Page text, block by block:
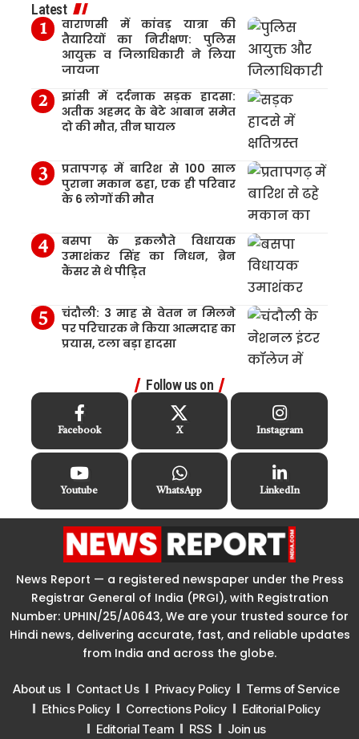
Latest
वाराणसी में कांवड़ यात्रा की
तैयारियों का निरीक्षण: पुलिस
आयुक्त व जिलाधिकारी ने लिया
जायजा
झांसी में दर्दनाक सड़क हादसा:
अतीक अहमद के बेटे आबान समेत
दो की मौत, तीन घायल
प्रतापगढ़ में बारिश से 100 साल
पुराना मकान ढहा, एक ही परिवार
के 6 लोगों की मौत
बसपा के इकलौते विधायक
उमाशंकर सिंह का निधन, ब्रेन
कैंसर से थे पीड़ित
चंदौली: 3 माह से वेतन न मिलने
पर परिचारक ने किया आत्मदाह का
प्रयास, टला बड़ा हादसा
Follow us on
Facebook X Instagram
Youtube WhatsApp LinkedIn
News Report — a registered newspaper under the Press
Registrar General of India (PRGI), with Registration
Number: UPHIN/25/A0643, We are your trusted source for
Hindi news, delivering accurate, fast, and reliable updates
from India and across the globe.
About us Contact Us Privacy Policy
Terms of Service
Ethics Policy
Corrections Policy
Editorial Policy
Editorial Team
RSS Join us